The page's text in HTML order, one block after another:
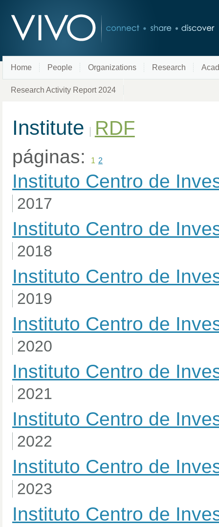
Home People Organizations Research
Research Activity Report 2024
Institute RDF
páginas: 1 2
Instituto Centro de
2017
Instituto Centro de
2018
Instituto Centro de
2019
Instituto Centro de
2020
Instituto Centro de
2021
Instituto Centro de
2022
Instituto Centro de
2023
Instituto Centro de